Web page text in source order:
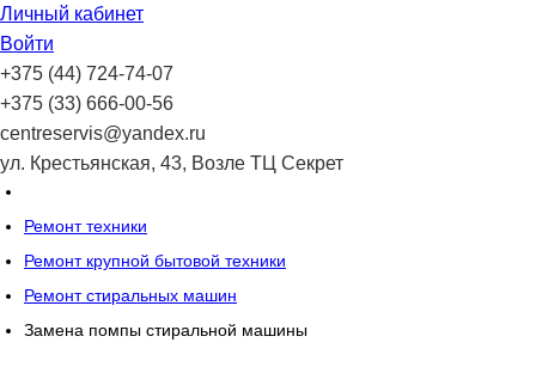
Личный кабинет
Войти
+375 (44) 724-74-07
+375 (33) 666-00-56
centreservis@yandex.ru
ул. Крестьянская, 43, Возле ТЦ Секрет
Ремонт техники
Ремонт крупной бытовой техники
Ремонт стиральных машин
Замена помпы стиральной машины